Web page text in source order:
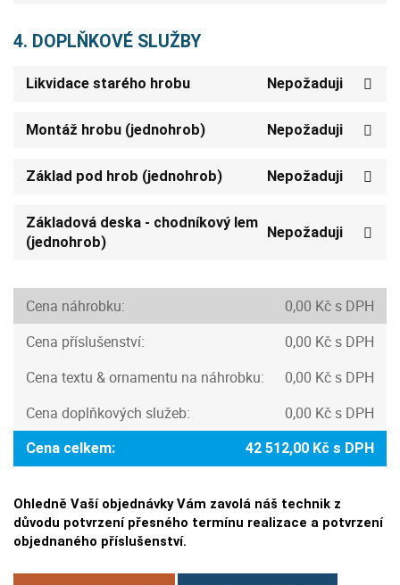
4. DOPLŇKOVÉ SLUŽBY
Likvidace starého hrobu Nepožaduji
Montáž hrobu (jednohrob) Nepožaduji
Základ pod hrob (jednohrob) Nepožaduji
Základová deska - chodníkový lem
(jednohrob)
Nepožaduji
Cena náhrobku:
0,00 Kč s DPH
Cena příslušenství:
0,00 Kč s DPH
Cena textu & ornamentu na náhrobku:
0,00 Kč s DPH
Cena doplňkových služeb:
0,00 Kč s DPH
Cena celkem: 42 512,00 Kč s DPH
Ohledně Vaší objednávky Vám zavolá náš technik z
důvodu potvrzení přesného termínu realizace a potvrzení
objednaného příslušenství.